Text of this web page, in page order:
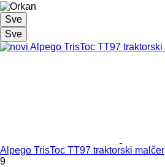
Sve
Sve
Alpego TrisToc TT97 traktorski malčer
9